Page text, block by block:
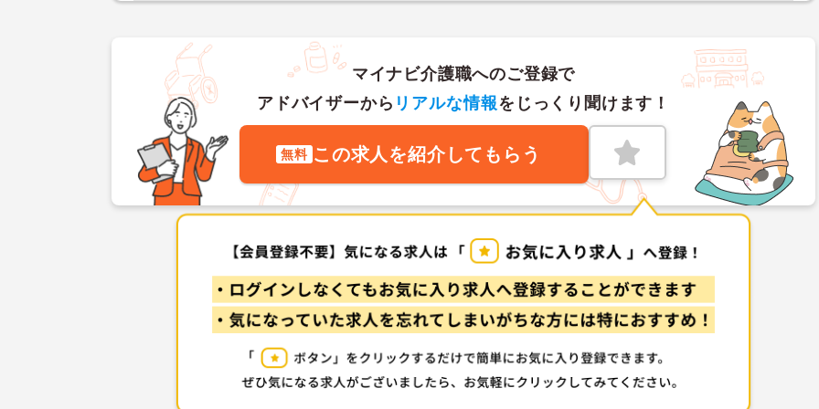
マイナビ介護職へのご登録で
アドバイザーから リアルな情報をじっくり聞けます！
無料 この求人を紹介してもらう